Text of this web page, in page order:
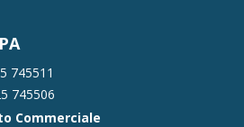
745511
745506
Commerciale